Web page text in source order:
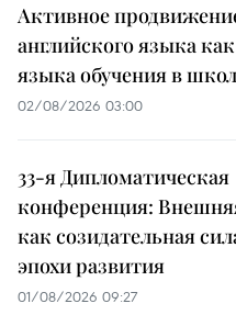
Активное
английского языка
языка обучения в
02/08/2026 03:00
33-я Дипломатическая
конференция:
как созидательная
эпохи развития
01/08/2026 09:27